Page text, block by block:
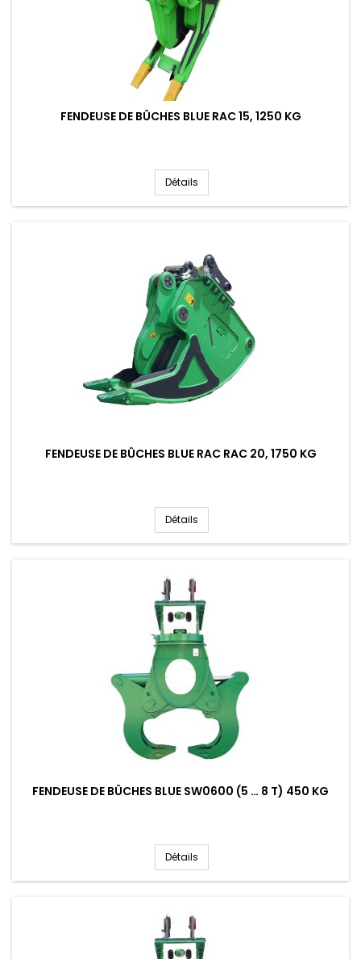
FENDEUSE DE BÛCHES BLUE RAC 15, 1250 KG
Détails
FENDEUSE DE BÛCHES BLUE RAC RAC 20, 1750 KG
Détails
FENDEUSE DE BÛCHES BLUE SW0600 (5 … 8 T) 450 KG
Détails